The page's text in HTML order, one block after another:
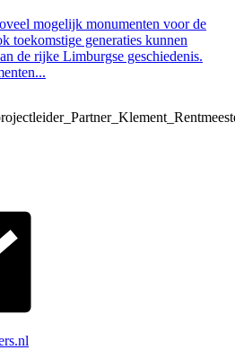
mogelijk monumenten voor de
toekomstige generaties kunnen
de rijke Limburgse geschiedenis.